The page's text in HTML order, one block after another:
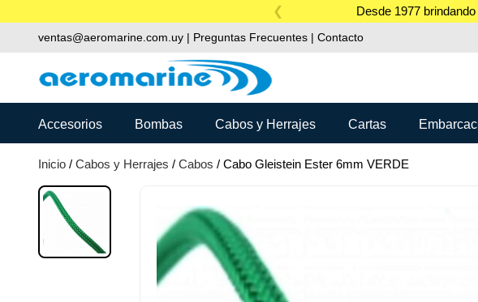
Desde 1977
ventas@aeromarine.com.uy | Preguntas Frecuentes | Contacto
Accesorios Bombas Cabos y Herrajes Cartas
Inicio / Cabos y Herrajes / Cabos / Cabo Gleistein Ester 6mm VERDE